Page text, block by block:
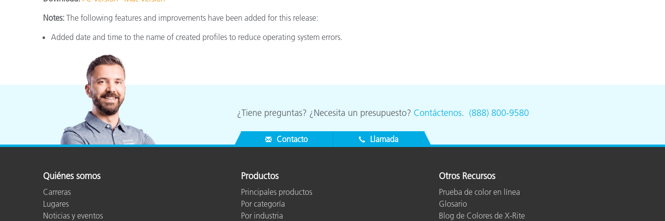
Notes: The following features and improvements have been added for this release:
Added date and time to the name of created profiles to reduce operating system errors.
¿Tiene preguntas? ¿Necesita un presupuesto? Contáctenos. (888) 800-9580
Contacto Llamada
Quiénes somos
Carreras
Lugares
Noticias y eventos
Productos
Principales productos
Por categoría
Por industria
Otros Recursos
Prueba de color en línea
Glosario
Blog de Colores de X-Rite